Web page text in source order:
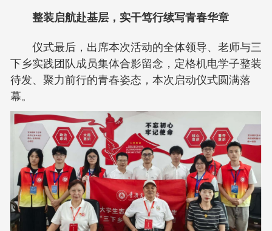
整装启航赴基层，实干笃行续写青春华章
仪式最后，出席本次活动的全体领导、老师与三
下乡实践团队成员集体合影留念，定格机电学子整装
待发、聚力前行的青春姿态，本次启动仪式圆满落
幕。